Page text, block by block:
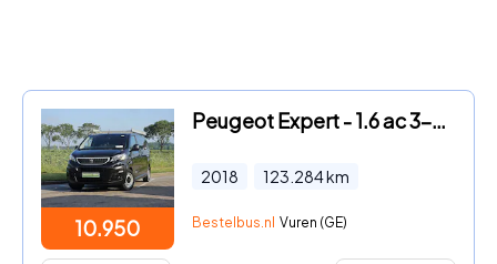
10.950
Peugeot Expert - 1.6 ac 3-zits EURO6
2018 123.284km
Bestelbus.nl Vuren (GE)